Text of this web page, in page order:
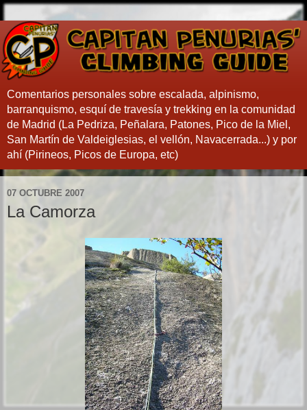
Comentarios personales sobre escalada, alpinismo,
barranquismo, esquí de travesía y trekking en la comunidad
de Madrid (La Pedriza, Peñalara, Patones, Pico de la Miel,
San Martín de Valdeiglesias, el vellón, Navacerrada...) y por
ahí (Pirineos, Picos de Europa, etc)
07 OCTUBRE 2007
La Camorza